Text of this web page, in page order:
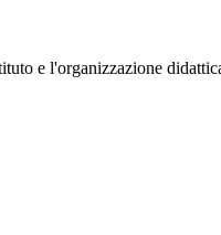
e l'organizzazione